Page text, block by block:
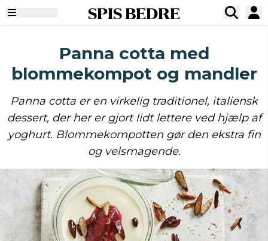
SPIS BEDRE
Panna cotta med
blommekompot og mandler
Panna cotta er en virkelig traditionel, italiensk
dessert, der her er gjort lidt lettere ved hjælp af
yoghurt. Blommekompotten gør den ekstra fin
og velsmagende.